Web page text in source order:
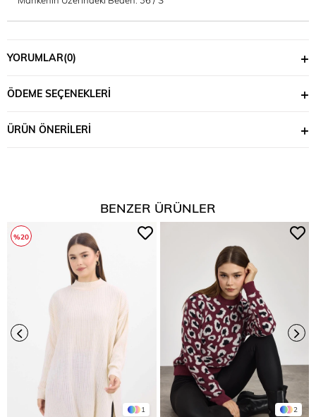
YORUMLAR(0)
ÖDEME SEÇENEKLERI
ÜRÜN ÖNERILERI
BENZER ÜRÜNLER
1
%20
2